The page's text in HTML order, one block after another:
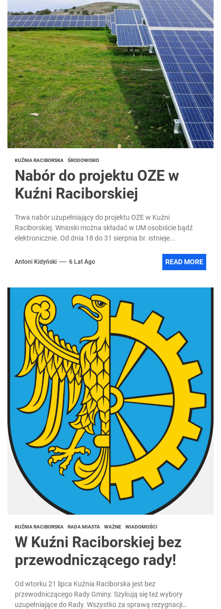
KUŹNIA RACIBORSKA ŚRODOWISKO
Nabór do projektu OZE w
Kuźni Raciborskiej
Trwa nabór uzupełniający do projektu OZE w Kuźni
Raciborskiej. Wnioski można składać w UM osobiście bądź
elektronicznie. Od dnia 18 do 31 sierpnia br. istnieje...
Antoni Kidyński 6 Lat Ago READ MORE
KUŹNIA RACIBORSKA RADA MIASTA WAŻNE WIADOMOŚCI
W Kuźni Raciborskiej bez
przewodniczącego rady!
Od wtorku 21 lipca Kuźnia Raciborska jest bez
przewodniczącego Rady Gminy. Szykują się też wybory
uzupełniające do Rady. Wszystko za sprawą rezygnacji